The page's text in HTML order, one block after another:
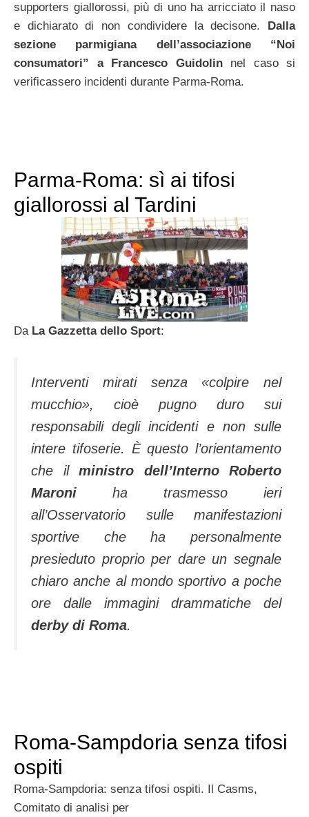
supporters giallorossi, più di uno ha arricciato il naso
e dichiarato di non condividere la decisone. Dalla
sezione parmigiana dell’associazione “Noi
consumatori” a Francesco Guidolin nel caso si
verificassero incidenti durante Parma-Roma.
Parma-Roma: sì ai tifosi
giallorossi al Tardini
Da La Gazzetta dello Sport:
Interventi mirati senza «colpire nel
mucchio», cioè pugno duro sui
responsabili degli incidenti e non sulle
intere tifoserie. È questo l’orientamento
che il ministro dell’Interno Roberto
Maroni ha trasmesso ieri
all’Osservatorio sulle manifestazioni
sportive che ha personalmente
presieduto proprio per dare un segnale
chiaro anche al mondo sportivo a poche
ore dalle immagini drammatiche del
derby di Roma.
Roma-Sampdoria senza tifosi
ospiti
Roma-Sampdoria: senza tifosi ospiti. Il Casms,
Comitato di analisi per